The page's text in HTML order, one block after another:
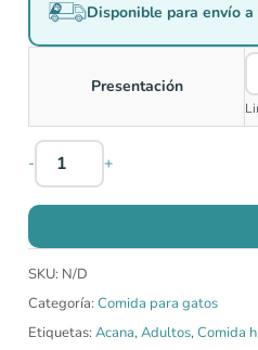
Disponible para envío
Presentación
- +
SKU: N/D
Categoría: Comida para gatos
Etiquetas: Acana,Adultos,Comida